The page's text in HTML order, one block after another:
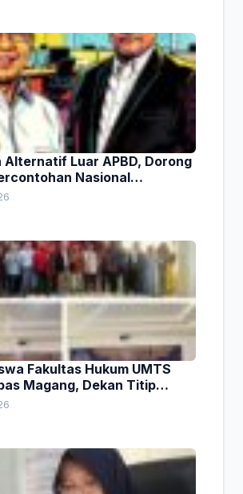
Alternatif Luar APBD, Dorong
Nasional
Daerah
Fakultas Hukum UMTS
Magang, Dekan Titip
Penting